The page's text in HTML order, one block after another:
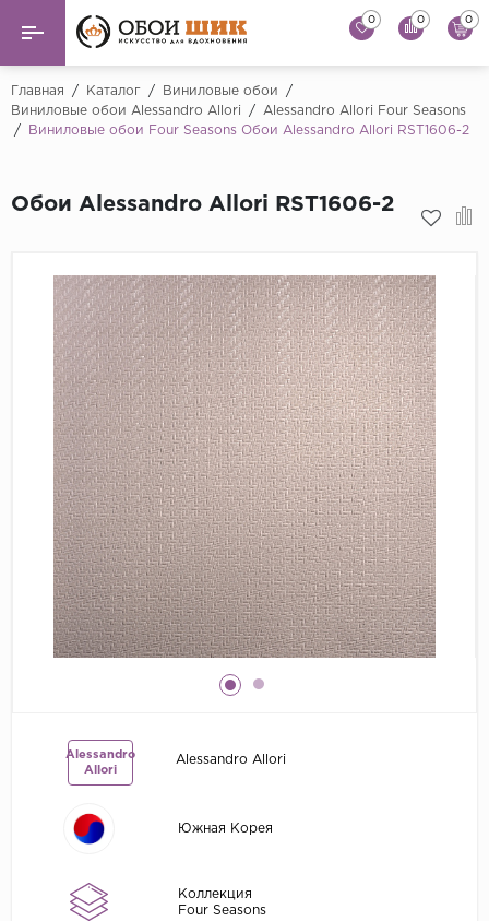
Назад
Виниловые обои ...
Andrea Rossi
Bernardo
Cristiana Masi
Decori Decori
...
Emiliana Parati
Fipar
Grandeco
Kerama Marazzi
Marburg
..
Фрески
Обои панно
Обои под покраску
Краска
0 0 0
Главная / Каталог / Виниловые обои
/
Виниловые обои Alessandro Allori
/
Alessandro Allori Four Seasons
/
Виниловые обои Four Seasons Обои Alessandro Allori RST1606-2
Обои Alessandro Allori RST1606-2
Alessandro
Allori
Alessandro Allori
Южная Корея
Коллекция
Four Seasons